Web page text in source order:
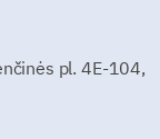
pl. 4E-104,